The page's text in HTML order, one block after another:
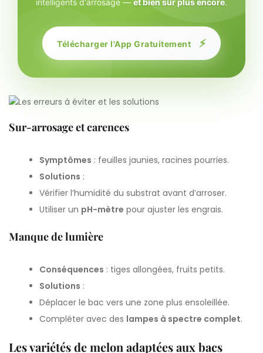
Télécharger l'App Gratuitement ⚡
Sur-arrosage et carences
Symptômes : feuilles jaunies, racines pourries.
Solutions :
Vérifier l’humidité du substrat avant d’arroser.
Utiliser un pH-mètre pour ajuster les engrais.
Manque de lumière
Conséquences : tiges allongées, fruits petits.
Solutions :
Déplacer le bac vers une zone plus ensoleillée.
Compléter avec des lampes à spectre complet.
Les variétés de melon adaptées aux bacs